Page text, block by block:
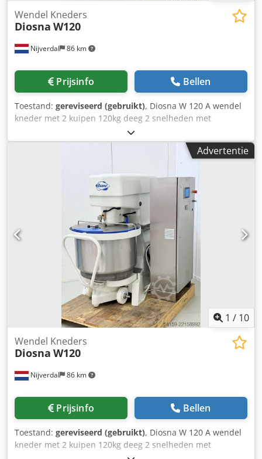
Nijverdal 86 km
Wendel Kneders
Diosna W120
Prijsinfo Bellen
Toestand: gereviseerd (gebruikt), Diosna W 120 A wendel
kneder met 2 kuipen 120kg deeg 2 snelheden met
frequentieregelaar digitale besturing kortere kneedtijd
snelle deegsequentie Chodpfx Agswfp Easgja lagere
deegopwarming geschikt voor alle soorten deeg, dankzij
het zachte kneden capaciteit in bloem 75kg inhoud van de
Advertentie
1 / 10
Nijverdal 86 km
Wendel Kneders
Diosna W120
Prijsinfo Bellen
Toestand: gereviseerd (gebruikt), Diosna W 120 A wendel
kneder met 2 kuipen 120kg deeg 2 snelheden met